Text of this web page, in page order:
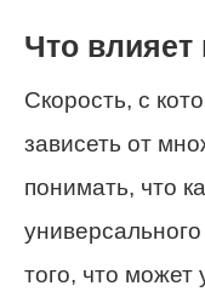
Что влияет
Скорость, с
зависеть от
понимать, что
того, что